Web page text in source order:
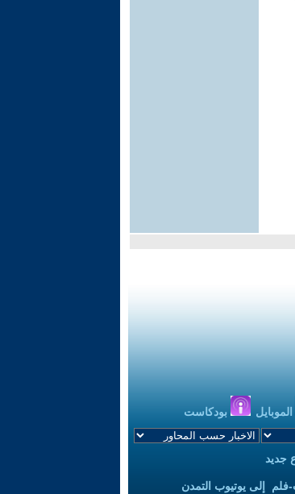
الموبايل بودكاست
جديد
فلم إلى يوتيوب التمدن